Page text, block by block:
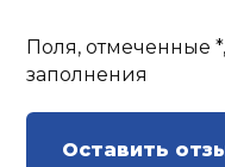
Поля, отмеченные
заполнения
Оставить